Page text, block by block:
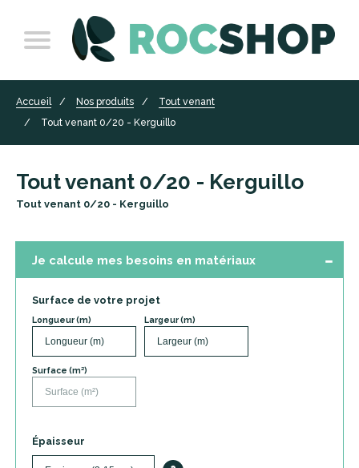
Accueil Nos produits
Tout venant
Tout venant 0/20 - Kerguillo
Tout venant 0/20 - Kerguillo
Tout venant 0/20 - Kerguillo
Je calcule mes besoins en matériaux
Surface de votre projet
Longueur (m) Largeur (m)
Surface (m²)
Épaisseur